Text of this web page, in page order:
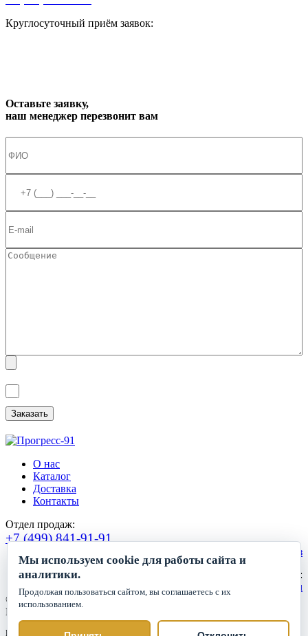
Круглосуточный приём заявок:
Оставьте заявку,
наш менеджер перезвонит вам
О нас
Каталог
Доставка
Контакты
Отдел продаж:
+7 (499) 841-91-91
Сделать заказ
Круглосуточный прием заявок:
zakaz1@progress91.ru
©2019-2026. ООО «ГК Прогресс»
Все права защищены.
Политика обработки персональных данных
Мы используем cookie для работы сайта и
аналитики.
Продолжая пользоваться сайтом, вы соглашаетесь с их
использованием.